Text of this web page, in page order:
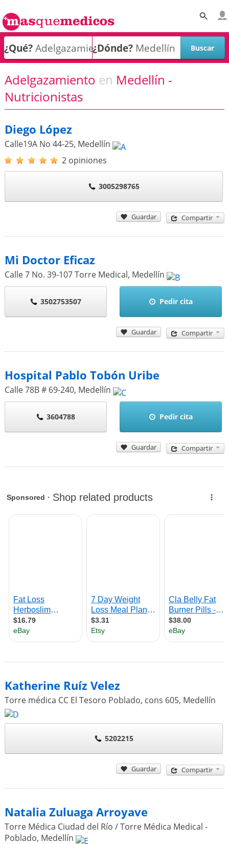
¿Qué? ¿Dónde?
Adelgazamiento en Medellín -
Nutricionistas
Diego López
Calle19A No 44-25, Medellín
2 opiniones
3005298765
Guardar Compartir
Mi Doctor Eficaz
Calle 7 No. 39-107 Torre Medical, Medellín
3502753507 Pedir cita
Guardar Compartir
Hospital Pablo Tobón Uribe
Calle 78B # 69-240, Medellín
3604788 Pedir cita
Guardar Compartir
Katherine Ruíz Velez
Torre médica CC El Tesoro Poblado, cons 605, Medellín
5202215
Guardar Compartir
Natalia Zuluaga Arroyave
Torre Médica Ciudad del Río / Torre Médica Medical -
Poblado, Medellín